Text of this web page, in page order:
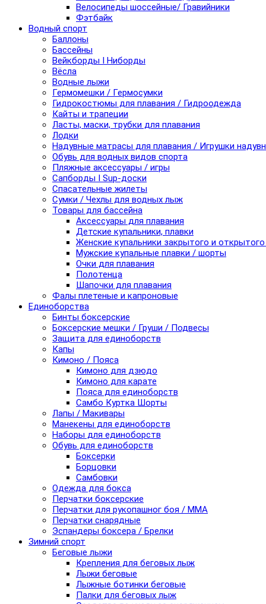
Велосипеды шоссейные/ Гравийники
Фэтбайк
Водный спорт
Баллоны
Бассейны
Вейкборды I Ниборды
Вёсла
Водные лыжи
Гермомешки / Гермосумки
Гидрокостюмы для плавания / Гидроодежда
Кайты и трапеции
Ласты, маски, трубки для плавания
Лодки
Надувные матрасы для плавания / Игрушки
Обувь для водных видов спорта
Пляжные аксессуары / игры
Сапборды I Sup-доски
Спасательные жилеты
Сумки / Чехлы для водных лыж
Товары для бассейна
Аксессуары для плавания
Детские купальники, плавки
Женские купальники закрытого и
Мужские купальные плавки / шорты
Очки для плавания
Полотенца
Шапочки для плавания
Фалы плетеные и капроновые
Единоборства
Бинты боксерские
Боксерские мешки / Груши / Подвесы
Защита для единоборств
Капы
Кимоно / Пояса
Кимоно для дзюдо
Кимоно для карате
Пояса для единоборств
Самбо Куртка Шорты
Лапы / Макивары
Манекены для единоборств
Наборы для единоборств
Обувь для единоборств
Боксерки
Борцовки
Самбовки
Одежда для бокса
Перчатки боксерские
Перчатки для рукопашног боя / ММА
Перчатки снарядные
Эспандеры боксера / Брелки
Зимний спорт
Беговые лыжи
Крепления для беговых лыж
Лыжи беговые
Лыжные ботинки беговые
Палки для беговых лыж